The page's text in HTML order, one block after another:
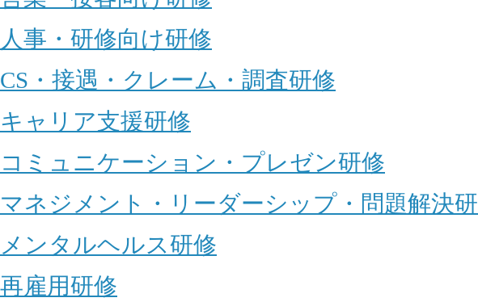
人事・研修向け研修
CS・接遇・クレーム・調査研修
キャリア支援研修
コミュニケーション・プレゼン研修
マネジメント・リーダーシップ・問題解決
メンタルヘルス研修
再雇用研修